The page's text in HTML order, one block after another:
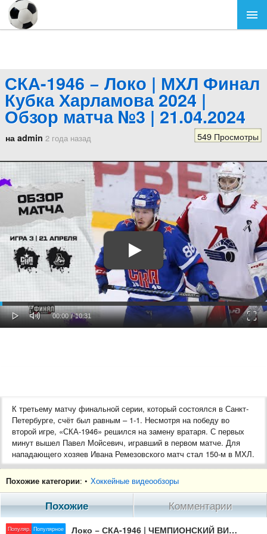
СКА-1946 − Локо | МХЛ Финал
Кубка Харламова 2024 |
Обзор матча №3 | 21.04.2024
на admin 2 года назад 549 Просмотры
Play Mute
Current
00:00 / Duration
10:31
К третьему матчу финальной серии, который состоялся в Санкт-
Петербурге, счёт был равным – 1-1. Несмотря на победу во
второй игре, «СКА-1946» решился на замену вратаря. С первых
минут вышел Павел Мойсевич, игравший в первом матче. Для
нападающего хозяев Ивана Ремезовского матч стал 150-м в МХЛ.
«СКА-1946» одержал победу со счётом 2:1 благодаря голам
Арсения Коромыслова и Григория Осипова, которые также
дублем отметился Матвей Короткий. Павел Мойсевич отразил 27
бросков. Гостям не помог ранний гол Максима Коростелёва.
Похожие категории: • Хоккейные видеообзоры
Похожие Комментарии
Популяр. Популярное Локо − СКА-1946 | ЧЕМПИОНСКИЙ ВИДЕООБЗОР |МХЛ Финал Кубка Харламова 2024| Матч №5 |СКА-1946 −ЧЕМПИОН